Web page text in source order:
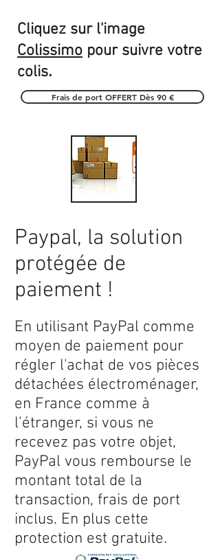
Cliquez sur l'image
Colissimo pour suivre votre
colis.
Frais de port OFFERT Dès 90 €
Paypal, la solution
protégée de
paiement !
En utilisant PayPal comme
moyen de paiement pour
régler l'achat de vos pièces
détachées électroménager,
en France comme à
l’étranger, si vous ne
recevez pas votre objet,
PayPal vous rembourse le
montant total de la
transaction, frais de port
inclus. En plus cette
protection est gratuite.